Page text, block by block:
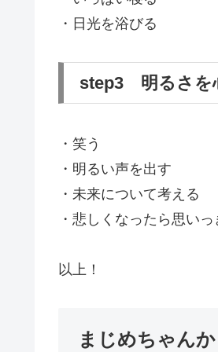
・日光を浴びる
step3 明るさを
・笑う
・明るい声を出す
・未来について考える
・悲しくなったら思い
以上！
まじめちゃん